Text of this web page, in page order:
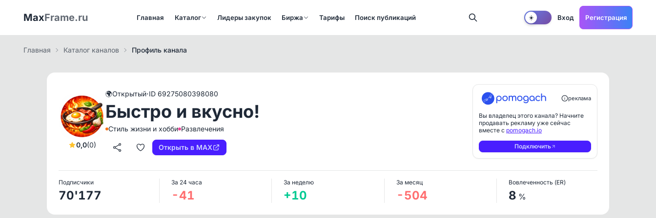
MaxFrame.ru Главная Каталог Лидеры закупок Биржа Тарифы Поиск публикаций ☀️ Вход Регистрация
Главная Каталог каналов Профиль канала
0,0(0)
🌍Открытый·ID 69275080398080
Быстро и вкусно!
Стиль жизни и хобби Развлечения
Открыть в MAX
реклама
Вы владелец этого канала? Начните
продавать рекламу уже сейчас
вместе с pomogach.io
Подключить
Подписчики
70'177
За 24 часа
-41
За неделю
+10
За месяц
-504
Вовлеченность (ER)
8 %